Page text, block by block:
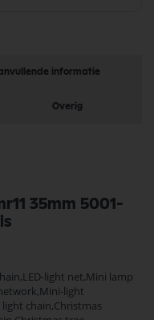
informatie
Overig
35mm 5001-
light net,Mini lamp
light
chain,Christmas